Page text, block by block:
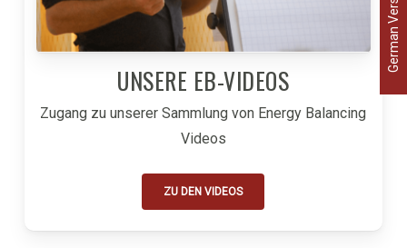
German Version
UNSERE EB-VIDEOS
Zugang zu unserer Sammlung von Energy Balancing
Videos
ZU DEN VIDEOS